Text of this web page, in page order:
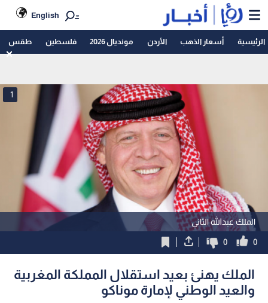
English
الرئيسية أسعار الذهب الأردن مونديال 2026 فلسطين طقس
الملك عبدالله الثاني
1
0
0
الملك يهنئ بعيد استقلال المملكة المغربية
والعيد الوطني لإمارة موناكو